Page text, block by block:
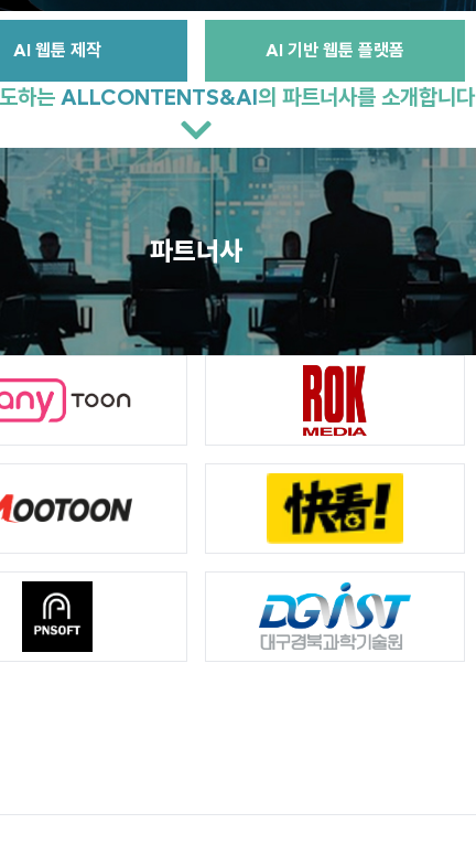
AI 웹툰 제작 AI 기반 웹툰 플랫폼
하는 ALLCONTENTS&AI의 파트너사를 소개합니다
파트너사